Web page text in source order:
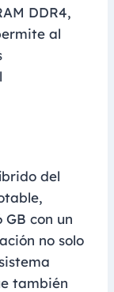
DDR4,
al
del
GB con un
no solo
también